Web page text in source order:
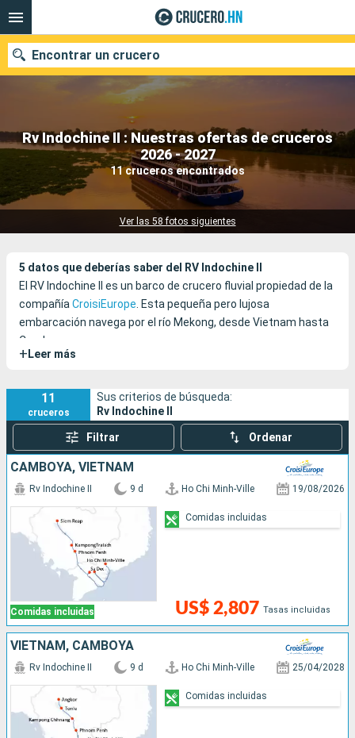
Rv Indochine II : Nuestras ofertas de cruceros
2026 - 2027
11 cruceros encontrados
Ver las 58 fotos siguientes
Encontrar un crucero
Nuestros destinos
Fecha de salida
5 datos que deberías saber del RV Indochine II
El RV Indochine II es un barco de crucero fluvial propiedad de la
compañíaCroisiEurope. Esta pequeña pero lujosa
embarcación navega por el río Mekong, desde Vietnam hasta
Camboya.
+ Leer más
11
cruceros
Sus criterios de búsqueda:
Rv Indochine II
Filtrar Ordenar
CAMBOYA, VIETNAM
Comidas incluidas
Rv Indochine II 9 d Ho Chi Minh-Ville 19/08/2026
US$ 2,807 Tasas incluidas
Comidas incluidas
VIETNAM, CAMBOYA
Rv Indochine II 9 d Ho Chi Minh-Ville 25/04/2028
Comidas incluidas